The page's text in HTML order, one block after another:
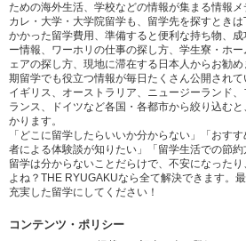
ための海外生活、学校などの情報が集まる情報
カレ・大学・大学院留学も、留学先を探すとき
かかった留学費用、準備すると便利な持ち物、
ー情報、ワーホリの仕事の探し方、学生寮・ホ
ェアの探し方、現地に滞在する日本人からお勧
期留学でも役立つ情報が毎日たくさん公開されて
イギリス、オーストラリア、ニュージーランド
ランス、ドイツなど各国・各都市から絞り込む
かります。
「どこに留学したらいいか分からない」「おす
者による体験談が知りたい」「留学生活での節
留学は分からないことだらけで、不安になった
よね？THE RYUGAKUなら全て解決できます。
充実した留学にしてください！
コンテンツ・ポリシー